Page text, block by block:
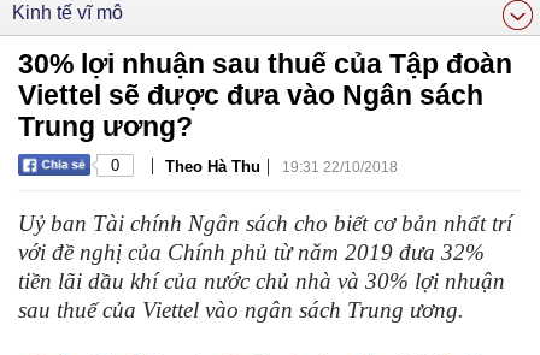
Kinh tế vĩ mô
30% lợi nhuận sau thuế của Tập đoàn
Viettel sẽ được đưa vào Ngân sách
Trung ương?
0 | Theo Hà Thu | 19:31 22/10/2018
Uỷ ban Tài chính Ngân sách cho biết cơ bản nhất trí
với đề nghị của Chính phủ từ năm 2019 đưa 32%
tiền lãi dầu khí của nước chủ nhà và 30% lợi nhuận
sau thuế của Viettel vào ngân sách Trung ương.